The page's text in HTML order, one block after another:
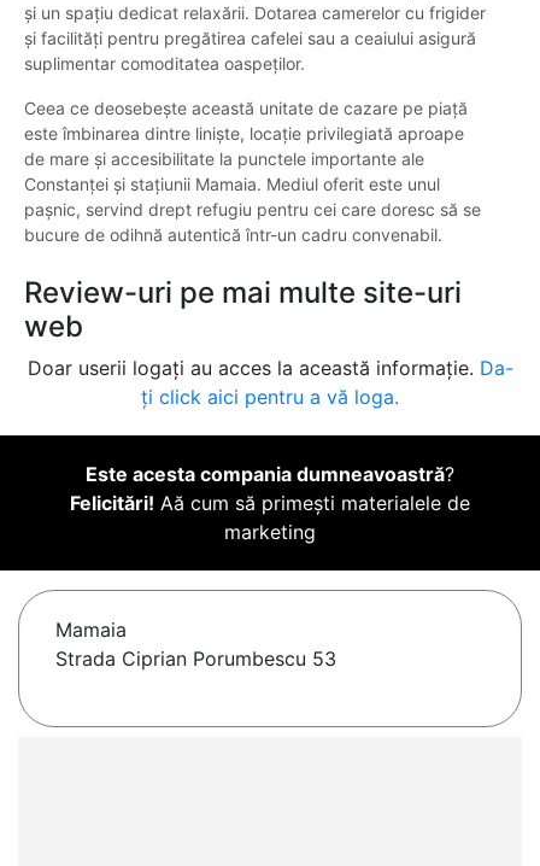
și un spațiu dedicat relaxării. Dotarea camerelor cu frigider
și facilități pentru pregătirea cafelei sau a ceaiului asigură
suplimentar comoditatea oaspeților.
Ceea ce deosebește această unitate de cazare pe piață
este îmbinarea dintre liniște, locație privilegiată aproape
de mare și accesibilitate la punctele importante ale
Constanței și stațiunii Mamaia. Mediul oferit este unul
pașnic, servind drept refugiu pentru cei care doresc să se
bucure de odihnă autentică într-un cadru convenabil.
Review-uri pe mai multe site-uri
web
Doar userii logați au acces la această informație. Da-
ți click aici pentru a vă loga.
Este acesta compania dumneavoastră?
Felicitări! Aă cum să primești materialele de
marketing
Mamaia
Strada Ciprian Porumbescu 53